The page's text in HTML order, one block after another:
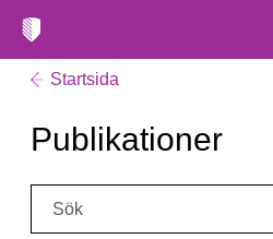
Startsida
Publikationer
Sök: